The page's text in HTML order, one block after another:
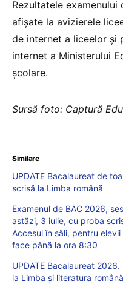
Rezultatele
afișate la avizierele
de internet a liceelor și
internet a Ministerului
școlare.
Sursă foto: Captură
Similare
UPDATE Bacalaureat de
scrisă la Limba română
Examenul de BAC 2026,
astăzi, 3 iulie, cu proba
Accesul în săli, pentru
face până la ora 8:30
UPDATE Bacalaureat
la Limba și literatura